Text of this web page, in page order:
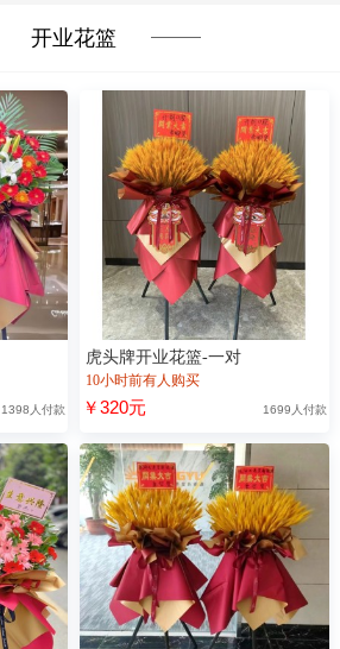
开业花篮
1398人付款
虎头牌开业花篮-一对
10小时前有人购买
￥320元 1699人付款